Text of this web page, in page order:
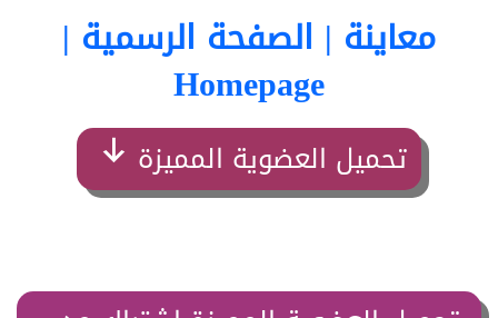
معاينة | الصفحة الرسمية |
Homepage
تحميل العضوية المميزة